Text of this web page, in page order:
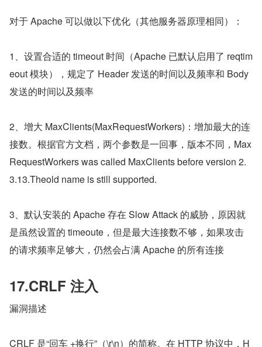
对于 Apache 可以做以下优化（其他服务器原理相同）：
1、设置合适的 timeout 时间（Apache 已默认启用了 reqtim
eout 模块），规定了 Header 发送的时间以及频率和 Body
发送的时间以及频率
2、增大 MaxClients(MaxRequestWorkers)：增加最大的连
接数。根据官方文档，两个参数是一回事，版本不同，Max
RequestWorkers was called MaxClients before version 2.
3.13.Theold name is still supported.
3、默认安装的 Apache 存在 Slow Attack 的威胁，原因就
是虽然设置的 timeoute，但是最大连接数不够，如果攻击
的请求频率足够大，仍然会占满 Apache 的所有连接
17.CRLF 注入
漏洞描述
CRLF 是“回车 +换行”（\r\n）的简称。在 HTTP 协议中，H